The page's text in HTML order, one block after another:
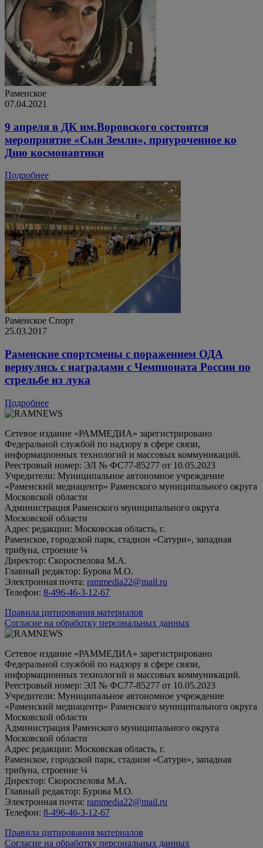
Раменское
07.04.2021
9 апреля в ДК им.Воровского состоится
мероприятие «Сын Земли», приуроченное ко
Дню космонавтики
Подробнее
Раменское Спорт
25.03.2017
Раменские спортсмены с поражением ОДА
вернулись с наградами с Чемпионата России по
стрельбе из лука
Подробнее
Сетевое издание «РАММЕДИА» зарегистрировано
Федеральной службой по надзору в сфере связи,
информационных технологий и массовых коммуникаций.
Реестровый номер: ЭЛ № ФС77-85277 от 10.05.2023
Учредители: Муниципальное автономное учреждение
«Раменский медиацентр» Раменского муниципального округа
Московской области
Администрация Раменского муниципального округа
Московской области
Адрес редакции: Московская область, г.
Раменское, городской парк, стадион «Сатурн», западная
трибуна, строение ¼
Директор: Скороспелова М.А.
Главный редактор: Бурова М.О.
Электронная почта: rammedia22@mail.ru
Телефон: 8-496-46-3-12-67
Правила цитирования материалов
Согласие на обработку персональных данных
Сетевое издание «РАММЕДИА» зарегистрировано
Федеральной службой по надзору в сфере связи,
информационных технологий и массовых коммуникаций.
Реестровый номер: ЭЛ № ФС77-85277 от 10.05.2023
Учредители: Муниципальное автономное учреждение
«Раменский медиацентр» Раменского муниципального округа
Московской области
Администрация Раменского муниципального округа
Московской области
Адрес редакции: Московская область, г.
Раменское, городской парк, стадион «Сатурн», западная
трибуна, строение ¼
Директор: Скороспелова М.А.
Главный редактор: Бурова М.О.
Электронная почта: rammedia22@mail.ru
Телефон: 8-496-46-3-12-67
Правила цитирования материалов
Согласие на обработку персональных данных